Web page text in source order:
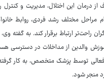
درمان این اختلال، مدیریت و کنترل
مراحل مختلف رشد فردی، روابط
راحت‌تر ارتباط برقرار کند. به گفته وی،
والدین از مداخلات در
توسط پزشک متخصص، به کار
منجر شود.